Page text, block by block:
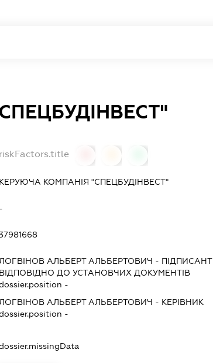
riskFactors.title
КЕРУЮЧА КОМПАНІЯ "СПЕЦБУДІНВЕСТ"
-
АЛЬБЕРТ АЛЬБЕРТОВИЧ - ПІДПИСАНТ
ВІДПОВІДНО ДО УСТАНОВЧИХ ДОКУМЕНТІВ
-
АЛЬБЕРТ АЛЬБЕРТОВИЧ - КЕРІВНИК
-